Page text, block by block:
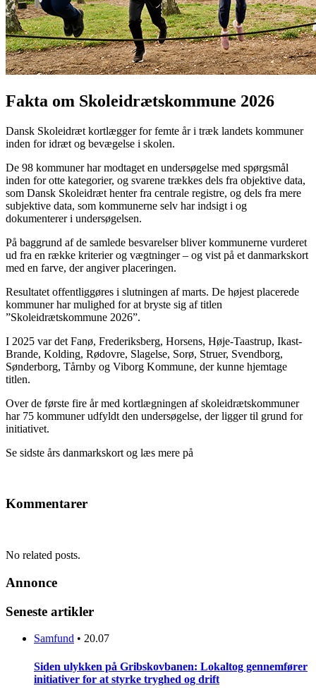
Fakta om Skoleidrætskommune 2026
Dansk Skoleidræt kortlægger for femte år i træk landets kommuner
inden for idræt og bevægelse i skolen.
De 98 kommuner har modtaget en undersøgelse med spørgsmål
inden for otte kategorier, og svarene trækkes dels fra objektive data,
som Dansk Skoleidræt henter fra centrale registre, og dels fra mere
subjektive data, som kommunerne selv har indsigt i og
dokumenterer i undersøgelsen.
På baggrund af de samlede besvarelser bliver kommunerne vurderet
ud fra en række kriterier og vægtninger – og vist på et danmarkskort
med en farve, der angiver placeringen.
Resultatet offentliggøres i slutningen af marts. De højest placerede
kommuner har mulighed for at bryste sig af titlen
”Skoleidrætskommune 2026”.
I 2025 var det Fanø, Frederiksberg, Horsens, Høje-Taastrup, Ikast-
Brande, Kolding, Rødovre, Slagelse, Sorø, Struer, Svendborg,
Sønderborg, Tårnby og Viborg Kommune, der kunne hjemtage
titlen.
Over de første fire år med kortlægningen af skoleidrætskommuner
har 75 kommuner udfyldt den undersøgelse, der ligger til grund for
initiativet.
Se sidste års danmarkskort og læs mere på
Kommentarer
No related posts.
Annonce
Seneste artikler
Samfund • 20.07
Siden ulykken på Gribskovbanen: Lokaltog gennemfører
initiativer for at styrke tryghed og drift